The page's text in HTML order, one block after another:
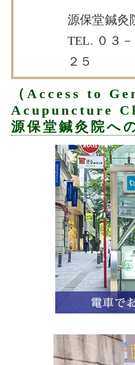
源保堂鍼灸
TEL. ０３
２５
（Access to
Acupuncture
源保堂鍼灸院へ